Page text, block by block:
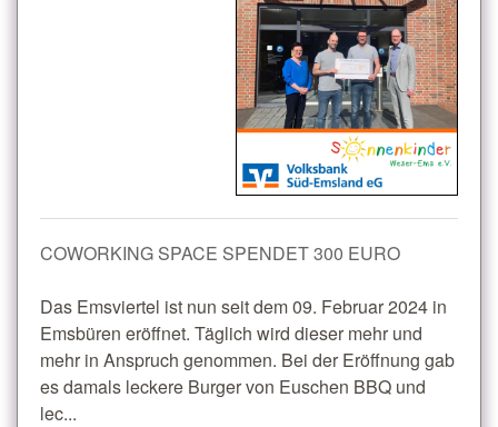
COWORKING SPACE SPENDET 300 EURO
Das Emsviertel ist nun seit dem 09. Februar 2024 in
Emsbüren eröffnet. Täglich wird dieser mehr und
mehr in Anspruch genommen. Bei der Eröffnung gab
es damals leckere Burger von Euschen BBQ und
lec...